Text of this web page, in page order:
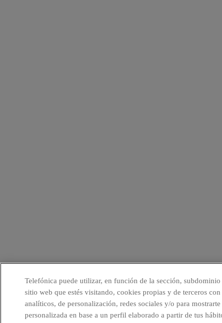
Telefónica puede utilizar, en función de la sección,
sitio web que estés visitando, cookies propias y de terceros
analíticos, de personalización, redes sociales y/o para
personalizada en base a un perfil elaborado a partir de tus